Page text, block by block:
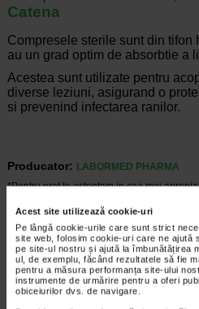
Acest site utilizează cookie-uri
Pe lângă cookie-urile care sunt strict
site web, folosim cookie-uri care ne ajută
pe site-ul nostru și ajută la îmbunătățirea
ul, de exemplu, făcând rezultatele să fie
pentru a măsura performanța site-ului
instrumente de urmărire pentru a oferi
obiceiurilor dvs. de navigare.
Catena
Compresele sterile sunt din tifon
au un grad optim de absorbtie a
Acestea sunt utilizate pentru
diverse leziuni, asigurand o
si prevenind infectarea ranilor.
Producator:
LABORMED PHARMA
*Pentru pret te asteptam in cea mai
ARTICOLE RECOMANDATE
[Util pentru
si zgarieturi?
Util pentru parinti
Daca sunteti
cum sa